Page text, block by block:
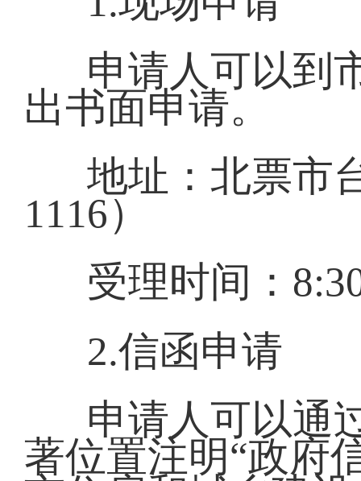
申请人可以到
出书面申请。
地址：北票市
1116）
受理时间：
2.信函申请
申请人可以通
著位置注明“政府